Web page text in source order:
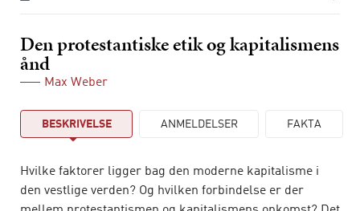
Den protestantiske etik og kapitalismens
ånd
Max Weber
BESKRIVELSE ANMELDELSER FAKTA
Hvilke faktorer ligger bag den moderne kapitalisme i
den vestlige verden? Og hvilken forbindelse er der